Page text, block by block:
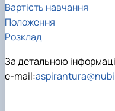
Вартість навчання
Положення
Розклад
За детальною
e-mail: